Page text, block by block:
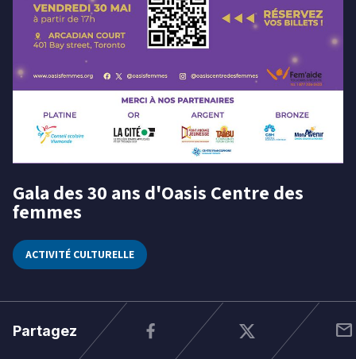
Tous
Secondaire
30
mai
Gala des 30 ans d'Oasis Centre des
femmes
ACTIVITÉ CULTURELLE
Partagez mail